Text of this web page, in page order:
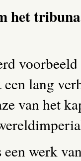
het
een lang
van het
werk